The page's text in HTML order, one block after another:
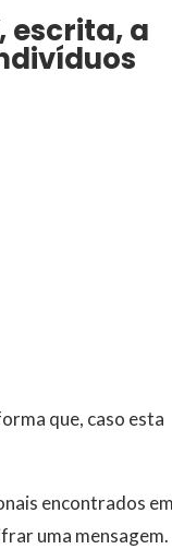
, escrita, a
que, caso esta
encontrados em
uma mensagem.